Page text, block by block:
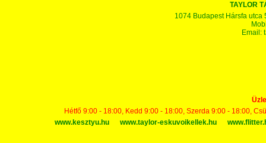
TAYLOR
1074 Budapest Hársfa utca
Email:
Hétfő 9:00 - 18:00, Kedd 9:00 - 18:00, Szerda 9:00 - 18:00,
www.kesztyu.hu
www.taylor-eskuvoikellek.hu